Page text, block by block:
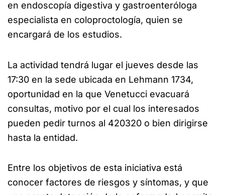
en endoscopía digestiva y gastroenteróloga
especialista en coloproctología, quien se
encargará de los estudios.
La actividad tendrá lugar el jueves desde las
17:30 en la sede ubicada en Lehmann 1734,
oportunidad en la que Venetucci evacuará
consultas, motivo por el cual los interesados
pueden pedir turnos al 420320 o bien dirigirse
hasta la entidad.
Entre los objetivos de esta iniciativa está
conocer factores de riesgos y síntomas, y que